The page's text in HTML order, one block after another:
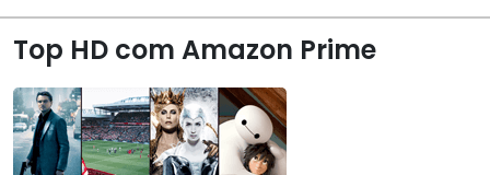
Top HD com Amazon Prime